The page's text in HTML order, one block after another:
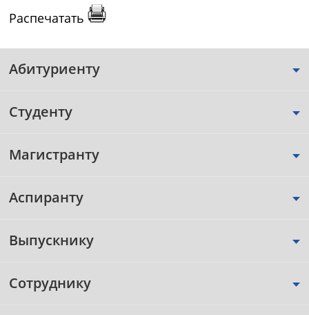
Распечатать
Абитуриенту
Студенту
Магистранту
Аспиранту
Выпускнику
Сотруднику